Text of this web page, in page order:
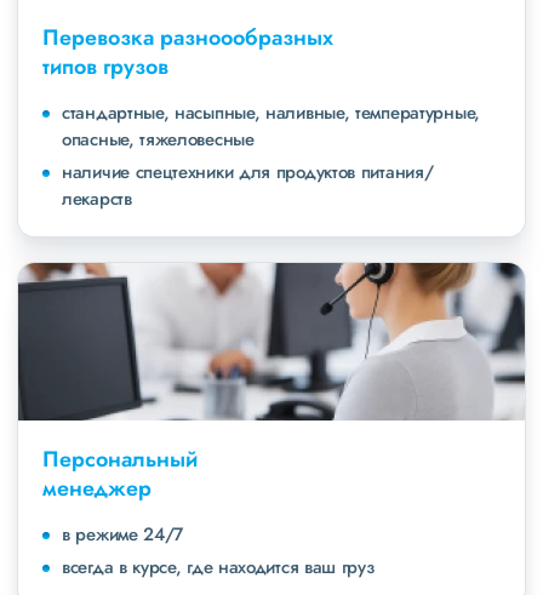
Перевозка разноообразных
типов грузов
стандартные, насыпные, наливные, температурные,
опасные, тяжеловесные
наличие спецтехники для продуктов питания/
лекарств
Персональный
менеджер
в режиме 24/7
всегда в курсе, где находится ваш груз